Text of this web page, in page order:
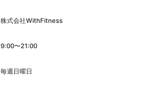
株式会社WithFitness
9:00〜21:00
毎週日曜日